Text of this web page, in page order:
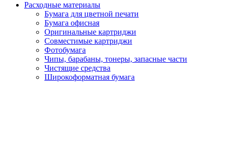
Расходные материалы
Бумага для цветной печати
Бумага офисная
Оригинальные картриджи
Совместимые картриджи
Фотобумага
Чипы, барабаны, тонеры, запасные части
Чистящие средства
Широкоформатная бумага